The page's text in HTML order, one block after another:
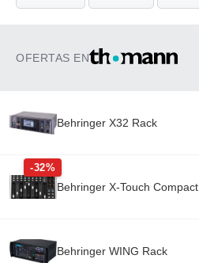
OFERTAS EN
Behringer X32 Rack
-32%
Behringer X-Touch Compact
Behringer WING Rack